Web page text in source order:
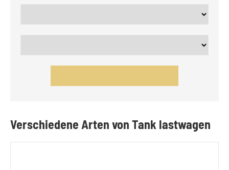
Verschiedene Arten von Tank lastwagen